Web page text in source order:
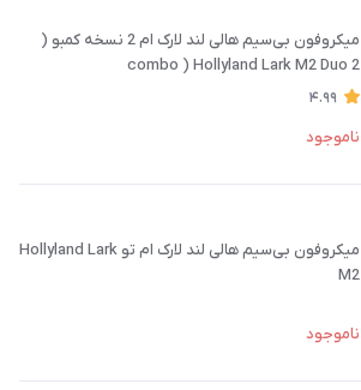
میکروفون بی‌سیم هالی لند لارک ام 2 نسخه کمبو (
combo ) Hollyland Lark M2 Duo 2
4.99
ناموجود
میکروفون بی‌سیم هالی لند لارک ام تو Hollyland Lark
M2
ناموجود